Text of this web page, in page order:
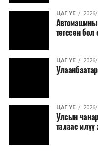
ЦАГ ҮЕ
Автомашины
төгссөн бол
ЦАГ ҮЕ
ЦАГ ҮЕ
Улсын
талаас илүү